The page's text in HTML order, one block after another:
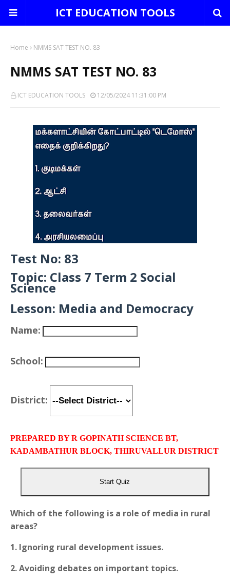
ICT EDUCATION TOOLS
Home NMMS SAT TEST NO. 83
NMMS SAT TEST NO. 83
ICT EDUCATION TOOLS 12/05/2024 11:31:00 PM
Test No: 83
Topic: Class 7 Term 2 Social
Science
Lesson: Media and Democracy
Name:
School:
District:
PREPARED BY R GOPINATH SCIENCE BT,
KADAMBATHUR BLOCK, THIRUVALLUR DISTRICT
Start Quiz
Which of the following is a role of media in rural
areas?
1. Ignoring rural development issues.
2. Avoiding debates on important topics.